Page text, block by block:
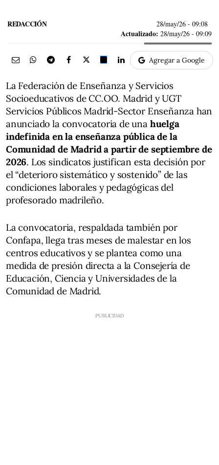
REDACCIÓN 28/may/26 - 09:08
Actualizado: 28/may/26 - 09:09
Agregar a Google
La Federación de Enseñanza y Servicios
Socioeducativos de CC.OO. Madrid y UGT
Servicios Públicos Madrid-Sector Enseñanza han
anunciado la convocatoria de una huelga
indefinida en la enseñanza pública de la
Comunidad de Madrid a partir de septiembre de
2026. Los sindicatos justifican esta decisión por
el “deterioro sistemático y sostenido” de las
condiciones laborales y pedagógicas del
profesorado madrileño.
La convocatoria, respaldada también por
Confapa, llega tras meses de malestar en los
centros educativos y se plantea como una
medida de presión directa a la Consejería de
Educación, Ciencia y Universidades de la
Comunidad de Madrid.